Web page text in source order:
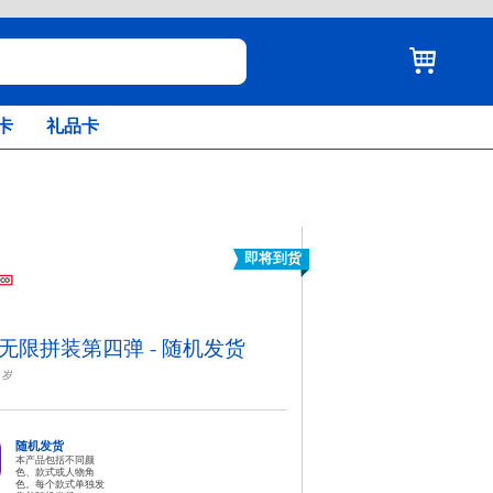
礼品卡
即将到货
限拼装第四弹 - 随机发货
岁
随机发货
本产品包括不同颜
色、款式或人物角
色。每个款式单独发